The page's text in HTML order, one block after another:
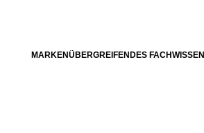
MARKENÜBERGREIFENDES FACHWISSEN